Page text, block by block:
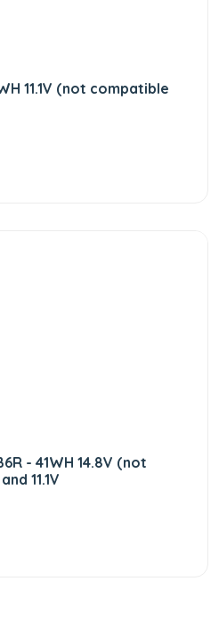
11.1V (not compatible
- 41WH 14.8V (not
11.1V